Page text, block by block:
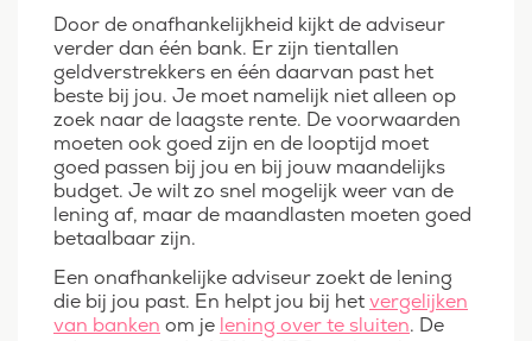
Door de onafhankelijkheid kijkt de adviseur
verder dan één bank. Er zijn tientallen
geldverstrekkers en één daarvan past het
beste bij jou. Je moet namelijk niet alleen op
zoek naar de laagste rente. De voorwaarden
moeten ook goed zijn en de looptijd moet
goed passen bij jou en bij jouw maandelijks
budget. Je wilt zo snel mogelijk weer van de
lening af, maar de maandlasten moeten goed
betaalbaar zijn.
Een onafhankelijke adviseur zoekt de lening
die bij jou past. En helpt jou bij hetvergelijken
van banken om je lening over te sluiten. De